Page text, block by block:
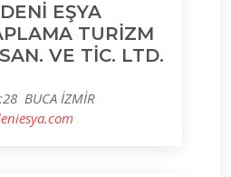
EŞYA
TURİZM
VE TİC. LTD.
BUCA İZMİR